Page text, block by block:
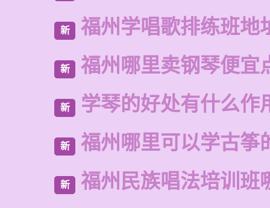
新 福州学唱歌排练班地
新 福州哪里卖钢琴便宜
新 学琴的好处有什么作
新 福州哪里可以学古筝
新 福州民族唱法培训班